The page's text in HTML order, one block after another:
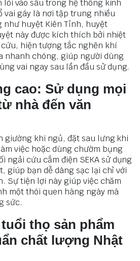
lỏi vào sâu trong hệ thống kinh
vai gáy là nơi tập trung nhiều
như huyệt Kiên Tỉnh, huyệt
này được kích thích bởi nhiệt
hiện tượng tắc nghẽn khí
nhanh chóng, giúp người dùng
vai ngay sau lần đầu sử dụng.
cao: Sử dụng mọi
nhà đến văn
giường khi ngủ, đặt sau lưng khi
việc hoặc dùng chườm bụng
ngải cứu cắm điện SEKA sử dụng
giúp bạn dễ dàng sạc lại chỉ với
Sự tiện lợi này giúp việc chăm
một thói quen hàng ngày mà
sức.
thọ sản phẩm
chất lượng Nhật